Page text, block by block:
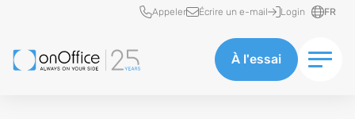
Accès rapide
Appeler Écrire un e-mail Login FR
À l'essai